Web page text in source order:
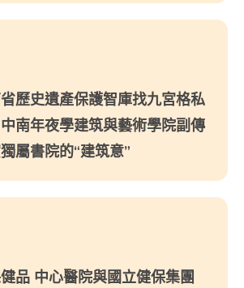
省歷史遺產保護智庫找九宮格私
南年夜學建筑與藝術學院副傳
屬書院的“建筑意”
品 中心醫院與國立健保集團